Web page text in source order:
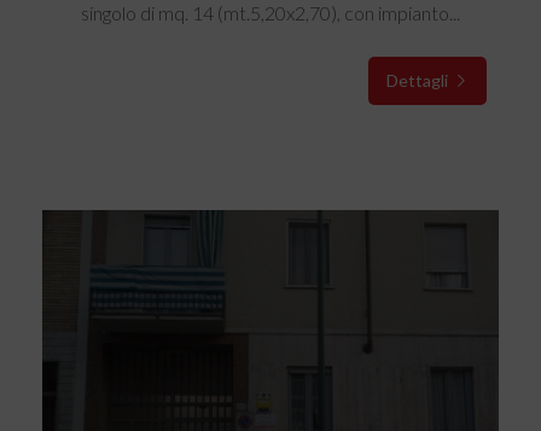
singolo di mq. 14 (mt.5,20x2,70), con impianto...
Dettagli